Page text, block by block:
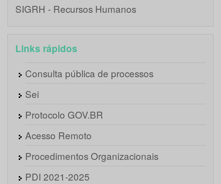
SIGRH - Recursos Humanos
Links rápidos
Consulta pública de processos
Sei
Protocolo GOV.BR
Acesso Remoto
Procedimentos Organizacionais
PDI 2021-2025